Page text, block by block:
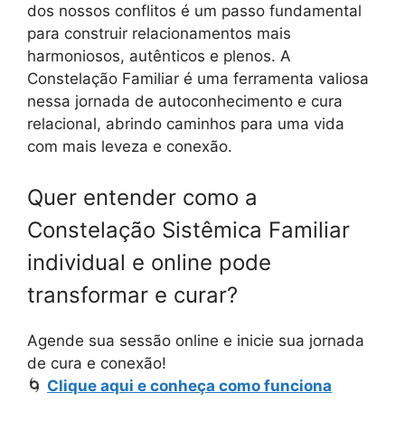
dos nossos conflitos é um passo fundamental
para construir relacionamentos mais
harmoniosos, autênticos e plenos. A
Constelação Familiar é uma ferramenta valiosa
nessa jornada de autoconhecimento e cura
relacional, abrindo caminhos para uma vida
com mais leveza e conexão.
Quer entender como a
Constelação Sistêmica Familiar
individual e online pode
transformar e curar?
Agende sua sessão online e inicie sua jornada
de cura e conexão!
🌀 Clique aqui e conheça como funciona